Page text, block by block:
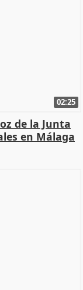
02:25
de la Junta
en Málaga